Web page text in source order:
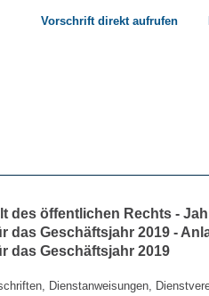
Vorschrift direkt aufrufen
des öffentlichen Rechts -
das Geschäftsjahr 2019 -
das Geschäftsjahr 2019
Dienstanweisungen,